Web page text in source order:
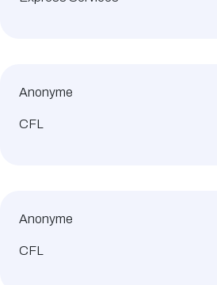
Anonyme
CFL
Anonyme
CFL